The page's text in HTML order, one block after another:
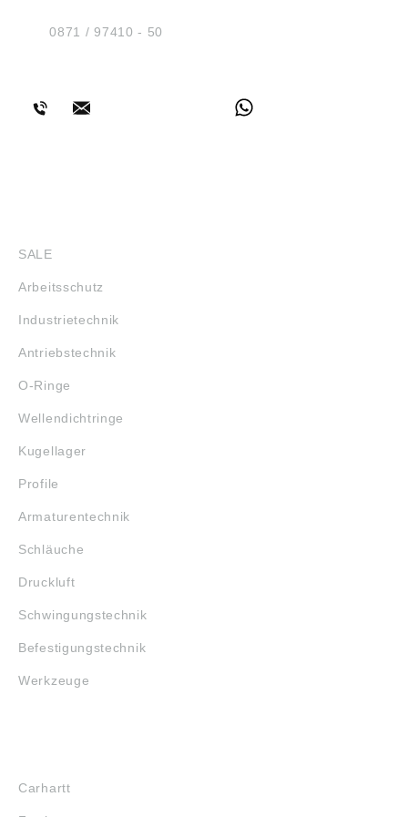
Tel.:0871 / 97410 - 50
SALE
Arbeitsschutz
Industrietechnik
Antriebstechnik
O-Ringe
Wellendichtringe
Kugellager
Profile
Armaturentechnik
Schläuche
Druckluft
Schwingungstechnik
Befestigungstechnik
Werkzeuge
Carhartt